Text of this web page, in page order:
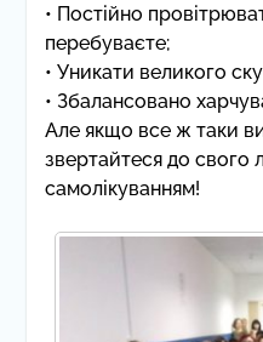
• Постійно
перебуваєте;
• Уникати великого
• Збалансовано
Але якщо все ж таки
звертайтеся до свого
самолікуванням!